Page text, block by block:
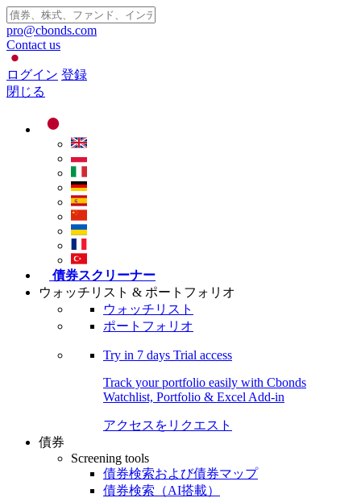
pro@cbonds.com
Contact us
ログイン 登録
閉じる
債券スクリーナー
ウォッチリスト & ポートフォリオ
ウォッチリスト
ポートフォリオ
Try in 7 days Trial access
Track your portfolio easily with Cbonds
Watchlist, Portfolio & Excel Add-in
アクセスをリクエスト
債券
Screening tools
債券検索および債券マップ
債券検索（AI搭載）